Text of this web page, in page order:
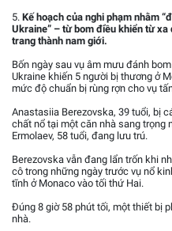
5. Kế hoạch của nghi phạm nhằm
Ukraine” – từ bom điều khiển từ
trang thành nam giới.
Bốn ngày sau vụ âm mưu đánh
Ukraine khiến 5 người bị thương ở
mức độ chuẩn bị rùng rợn cho vụ
Anastasiia Berezovska, 39 tuổi, bị
chất nổ tại một căn nhà sang trọng
Ermolaev, 58 tuổi, đang lưu trú.
Berezovska vẫn đang lẩn trốn khi
cô trong những ngày trước vụ nổ
tĩnh ở Monaco vào tối thứ Hai.
Đúng 8 giờ 58 phút tối, một thiết bị
nhà.